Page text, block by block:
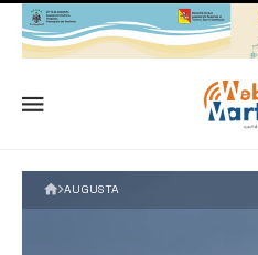
AUGUSTA